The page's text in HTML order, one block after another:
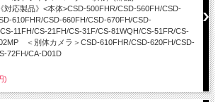
《対応製品》<本体>CSD-500FHR/CSD-560FH/CSD-
610FHR/CSD-660FH/CSD-670FH/CSD-
11FH/CS-21FH/CS-31F/CS-81WQH/CS-51FR/CS-
＜別体カメラ＞CSD-610FHR/CSD-620FH/CSD-
72FH/CA-D01D
)